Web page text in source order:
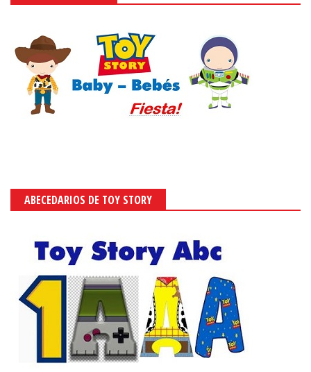
ABECEDARIOS DE TOY STORY